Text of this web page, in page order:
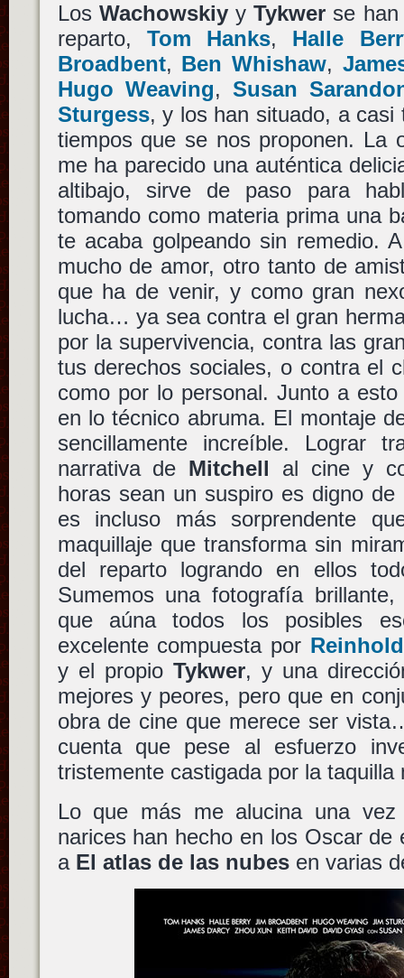
Los WachowskiyyTykwer se
reparto, Tom Hanks, Halle
Broadbent, Ben Whishaw,
Hugo Weaving, Susan
Sturgess, y los han situado, a casi
tiempos que se nos proponen. La
me ha parecido una auténtica
altibajo, sirve de paso para
tomando como materia prima una
te acaba golpeando sin remedio.
mucho de amor, otro tanto de
que ha de venir, y como gran
lucha… ya sea contra el gran
por la supervivencia, contra las
tus derechos sociales, o contra el
como por lo personal. Junto a
en lo técnico abruma. El montaje
sencillamente increíble. Lograr
narrativa de Mitchell al cine y
horas sean un suspiro es digno
es incluso más sorprendente
maquillaje que transforma sin
del reparto logrando en ellos
Sumemos una fotografía
que aúna todos los posibles
excelente compuesta por
y el propio Tykwer, y una
mejores y peores, pero que en
obra de cine que merece ser
cuenta que pese al esfuerzo
tristemente castigada por la taquilla
Lo que más me alucina una
narices han hecho en los Oscar de
a El atlas de las nubesen varias